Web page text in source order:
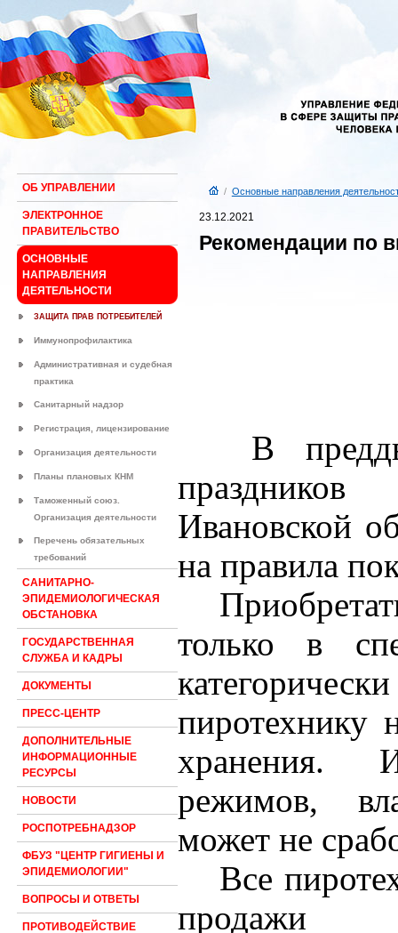
ОБ УПРАВЛЕНИИ
ЭЛЕКТРОННОЕ
ПРАВИТЕЛЬСТВО
ОСНОВНЫЕ
НАПРАВЛЕНИЯ
ДЕЯТЕЛЬНОСТИ
ЗАЩИТА ПРАВ ПОТРЕБИТЕЛЕЙ
Иммунопрофилактика
Административная и судебная
практика
Санитарный надзор
Регистрация, лицензирование
Организация деятельности
Планы плановых КНМ
Таможенный союз.
Организация деятельности
Перечень обязательных
требований
САНИТАРНО-
ЭПИДЕМИОЛОГИЧЕСКАЯ
ОБСТАНОВКА
ГОСУДАРСТВЕННАЯ
СЛУЖБА И КАДРЫ
ДОКУМЕНТЫ
ПРЕСС-ЦЕНТР
ДОПОЛНИТЕЛЬНЫЕ
ИНФОРМАЦИОННЫЕ
РЕСУРСЫ
НОВОСТИ
РОСПОТРЕБНАДЗОР
ФБУЗ "ЦЕНТР ГИГИЕНЫ И
ЭПИДЕМИОЛОГИИ"
ВОПРОСЫ И ОТВЕТЫ
ПРОТИВОДЕЙСТВИЕ
/ Основные направления
23.12.2021
Рекомендации по
В
Ивановской
на правила
только в
пиротехнику
хранения.
режимов,
может не
Все
продажи